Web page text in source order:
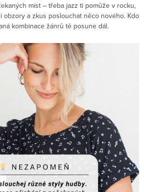
míst – třeba jazz ti pomůže v rocku,
obzory a zkus poslouchat něco nového. Kdo
kombinace žánrů tě posune dál.